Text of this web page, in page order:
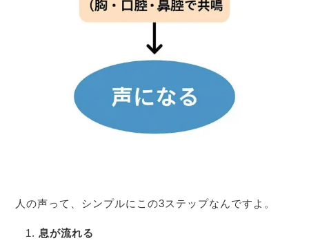
人の声って、シンプルにこの3ステップなんですよ。
息が流れる